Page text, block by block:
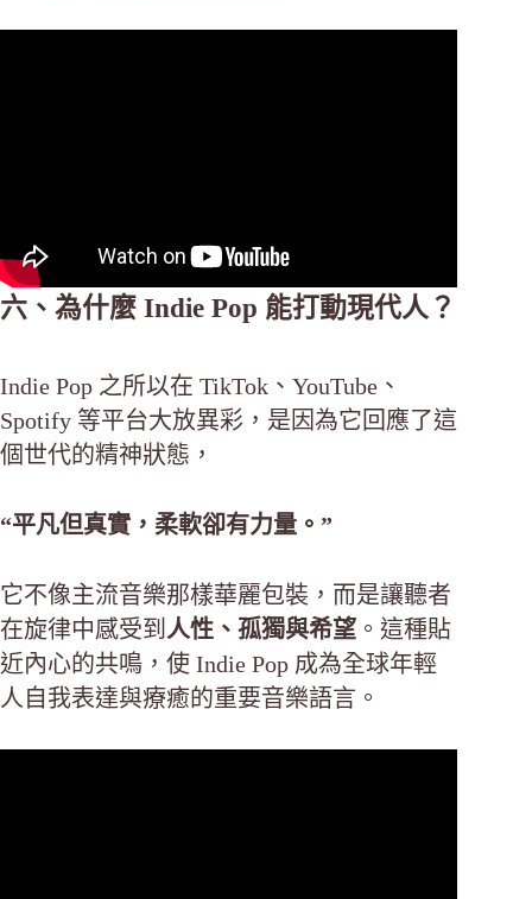
六、為什麼 Indie Pop 能打動現代人？
Indie Pop 之所以在 TikTok、YouTube、
Spotify 等平台大放異彩，是因為它回應了這
個世代的精神狀態，
“平凡但真實，柔軟卻有力量。”
它不像主流音樂那樣華麗包裝，而是讓聽者
在旋律中感受到 人性、孤獨與希望 。這種貼
近內心的共鳴，使 Indie Pop 成為全球年輕
人自我表達與療癒的重要音樂語言。